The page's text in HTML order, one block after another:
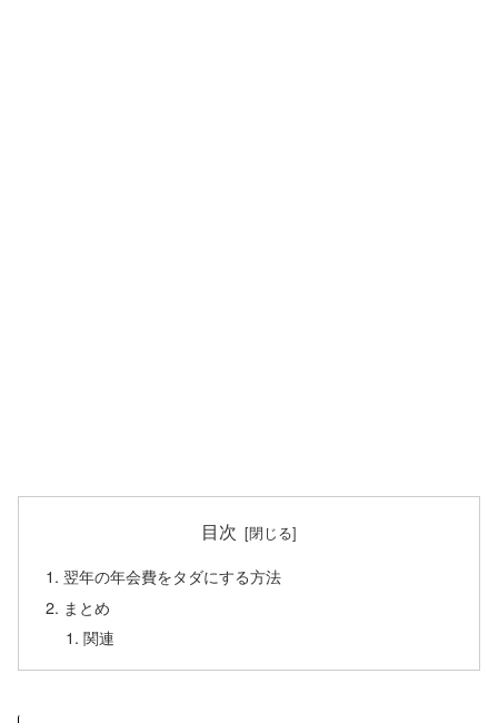
目次
翌年の年会費をタダにする方法
まとめ
関連